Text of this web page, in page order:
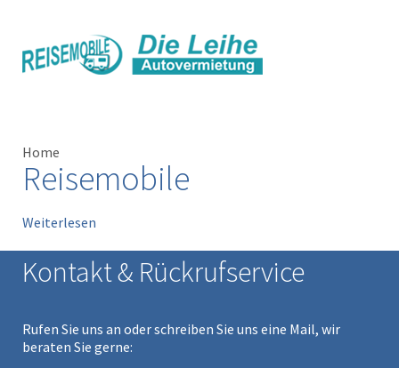
Home
Reisemobile
Weiterlesen
Kontakt & Rückrufservice
Rufen Sie uns an oder schreiben Sie uns eine Mail, wir
beraten Sie gerne: